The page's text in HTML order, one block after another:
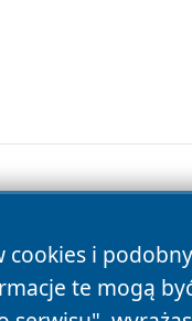
cookies i
te mogą